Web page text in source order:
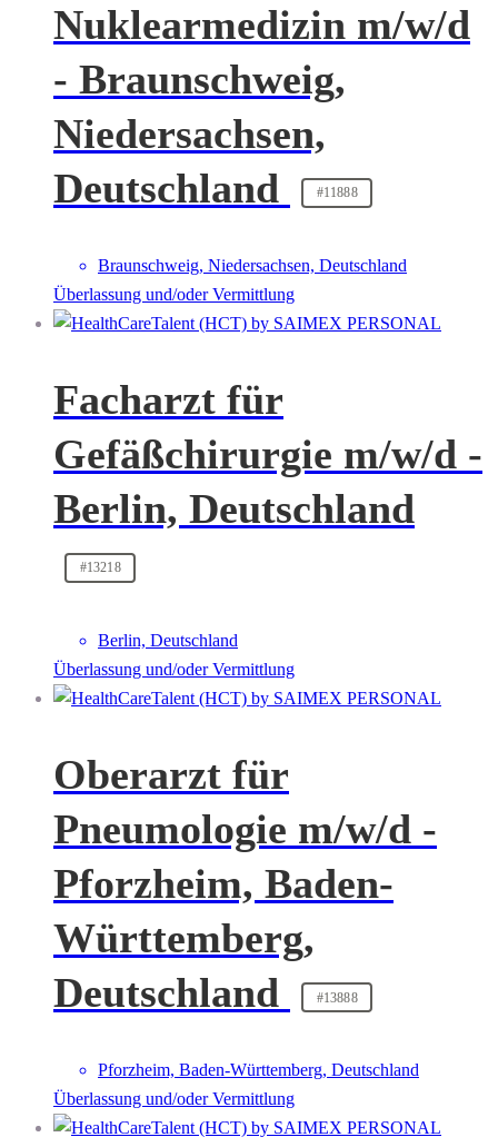
Nuklearmedizin m/w/d
- Braunschweig,
Niedersachsen,
Deutschland
#11888
Braunschweig, Niedersachsen, Deutschland
Überlassung und/oder Vermittlung
Facharzt für
Gefäßchirurgie m/w/d -
Berlin, Deutschland
#13218
Berlin, Deutschland
Überlassung und/oder Vermittlung
Oberarzt für
Pneumologie m/w/d -
Pforzheim, Baden-
Württemberg,
Deutschland
#13888
Pforzheim, Baden-Württemberg, Deutschland
Überlassung und/oder Vermittlung